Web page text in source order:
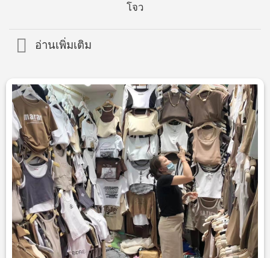
โจว
อ่านเพิ่มเติม